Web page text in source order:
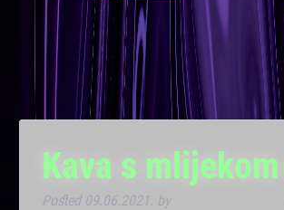
Kava s
Posted 09.06.2021. by